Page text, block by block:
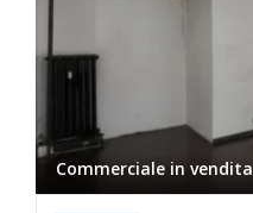
Commerciale in vendita